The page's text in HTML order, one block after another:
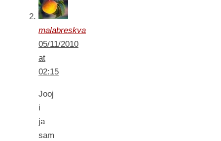
malabreskva
05/11/2010
at
02:15
Jooj
i
ja
sam